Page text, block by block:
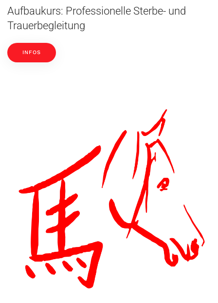
Aufbaukurs: Professionelle Sterbe- und
Trauerbegleitung
INFOS